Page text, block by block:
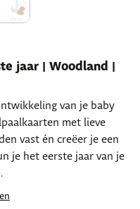
jaar | Woodland |
van je baby
met lieve
vast én creëer je een
je het eerste jaar van je